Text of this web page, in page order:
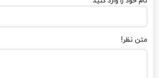
متن نظر!